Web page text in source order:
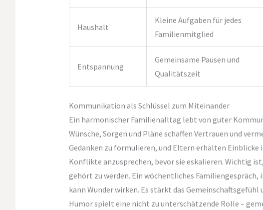
Haushalt
Kleine Aufgaben für jedes
Familienmitglied
Entspannung
Gemeinsame Pausen und
Qualitätszeit
Kommunikation als Schlüssel zum Miteinander
Ein harmonischer Familienalltag lebt von guter
Wünsche, Sorgen und Pläne schaffen Vertrauen und
Gedanken zu formulieren, und Eltern erhalten Einblicke
Konflikte anzusprechen, bevor sie eskalieren. Wichtig
gehört zu werden. Ein wöchentliches
kann Wunder wirken. Es stärkt das Gemeinschaftsgefühl
Humor spielt eine nicht zu unterschätzende Rolle –